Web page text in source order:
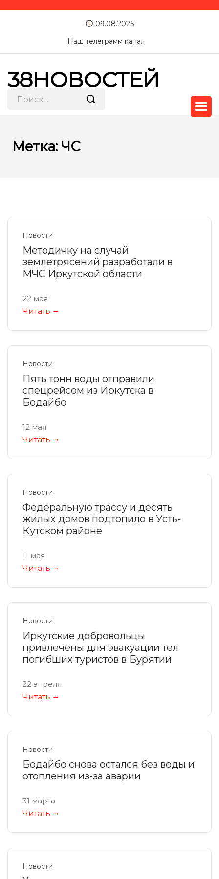
09.08.2026
Наш телеграмм канал
38НОВОСТЕЙ
Метка: ЧС
Новости
Методичку на случай
землетрясений разработали в
МЧС Иркутской области
22 мая
Читать
Новости
Пять тонн воды отправили
спецрейсом из Иркутска в
Бодайбо
12 мая
Читать
Новости
Федеральную трассу и десять
жилых домов подтопило в Усть-
Кутском районе
11 мая
Читать
Новости
Иркутские добровольцы
привлечены для эвакуации тел
погибших туристов в Бурятии
22 апреля
Читать
Новости
Бодайбо снова остался без воды и
отопления из-за аварии
31 марта
Читать
Новости